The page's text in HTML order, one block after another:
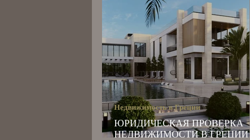
ЮРИДИЧЕСКАЯ ПРОВЕРКА
НЕДВИЖИМОСТИ В ГРЕЦИИ:
Недвижимость в Греции